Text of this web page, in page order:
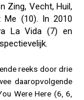
Zing, Vecht, Huil,
Me (10). In 2010
La Vida (7) en
reeks door drie
daaropvolgende
Were Here (6, 6,